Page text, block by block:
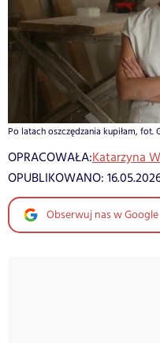
Po latach oszczędzania kupiłam,
OPRACOWAŁA:Katarzyna
OPUBLIKOWANO:
Obserwuj nas w Google